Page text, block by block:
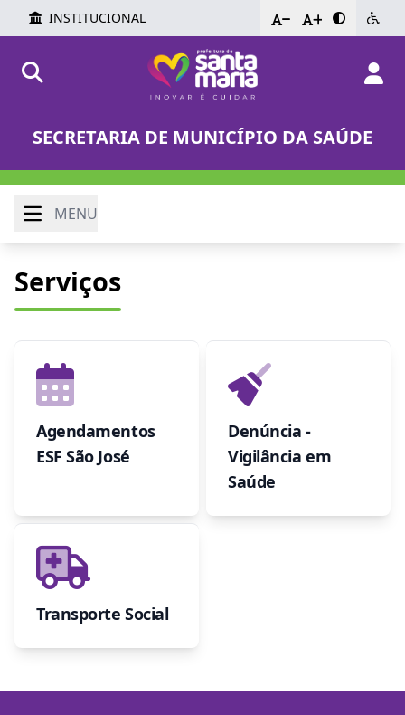
INSTITUCIONAL - +
SECRETARIA DE MUNICÍPIO DA SAÚDE
MENU
Serviços
Agendamentos
ESF São José
Denúncia -
Vigilância em
Saúde
Transporte Social